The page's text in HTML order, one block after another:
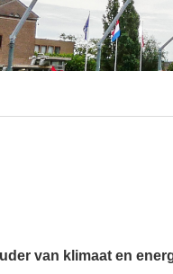
van klimaat en